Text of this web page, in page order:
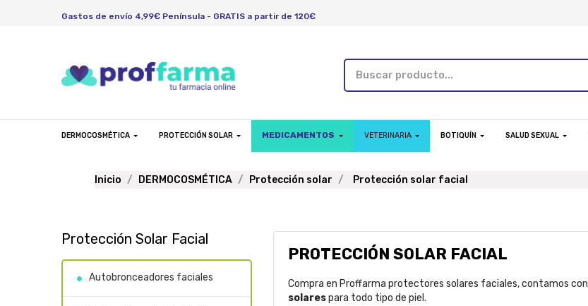
Gastos de envío 4,99€ Península - GRATIS a partir de 120€
DERMOCOSMÉTICA PROTECCIÓN SOLAR MEDICAMENTOS VETERINARIA BOTIQUÍN SALUD SEXUAL
Inicio DERMOCOSMÉTICA Protección solar Protección solar facial
Protección Solar Facial
Autobronceadores faciales
PROTECCIÓN SOLAR FACIAL
Compra en Proffarma protectores solares faciales, contamos con
solarespara todo tipo de piel.